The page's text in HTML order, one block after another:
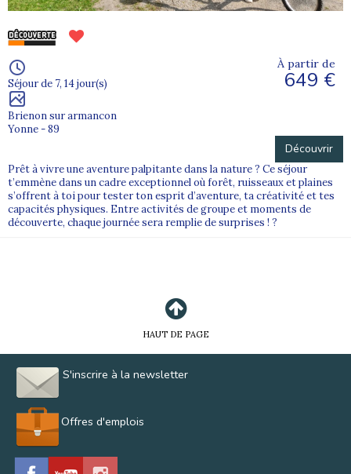
Séjour de 7, 14 jour(s)
Brienon sur armancon
Yonne - 89
À partir de
649 €
Découvrir
Prêt à vivre une aventure palpitante dans la nature ? Ce séjour
t’emmène dans un cadre exceptionnel où forêt, ruisseaux et plaines
s’offrent à toi pour tester ton esprit d’aventure, ta créativité et tes
capacités physiques. Entre activités de groupe et moments de
découverte, chaque journée sera remplie de surprises ! ?
HAUT DE PAGE
S'inscrire à la newsletter
Offres d'emplois